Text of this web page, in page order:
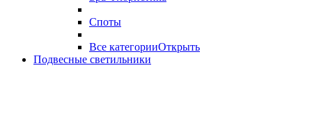
Споты
Все категорииОткрыть
Подвесные светильники